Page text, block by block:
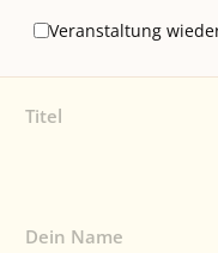
Veranstaltung
Titel
Dein Name